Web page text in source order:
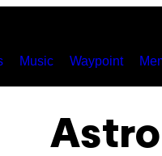
Music Waypoint